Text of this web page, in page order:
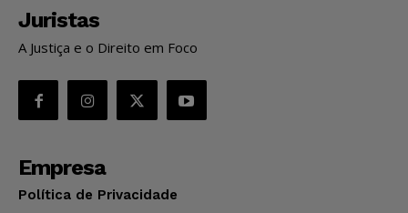
Juristas
A Justiça e o Direito em Foco
Empresa
Política de Privacidade